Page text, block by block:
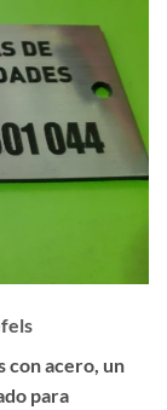
con acero, un
para